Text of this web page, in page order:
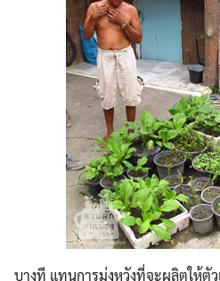
บางที แทนการมุ่งหวังที่จะผลิตให้ตัว